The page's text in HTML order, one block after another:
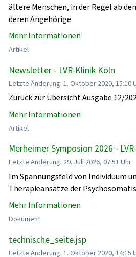
ältere Menschen, in der Regel ab
deren Angehörige.
Mehr Informationen
Artikel
Newsletter - LVR-Klinik Köln
Letzte Änderung: 1. Oktober 2020, 15:10
Zurück zur Übersicht Ausgabe 12/
Mehr Informationen
Artikel
Merheimer Symposion 2026 -
Letzte Änderung: 29. Juli 2026, 07:51 Uhr
Im Spannungsfeld von Individuum
Therapieansätze der
Mehr Informationen
Dokument
technische_seite.jsp
Letzte Änderung: 1. Oktober 2020, 14:15